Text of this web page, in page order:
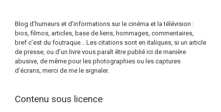
Blog d’humeurs et d’informations sur le cinéma et la télévision :
bios, filmos, articles, base de liens, hommages, commentaires,
bref c’est du foutraque… Les citations sont en italiques, si un article
de presse, ou d’un livre vous paraît être publié ici de manière
abusive, de même pour les photographies ou les captures
d’écrans, merci de me le signaler.
Contenu sous licence